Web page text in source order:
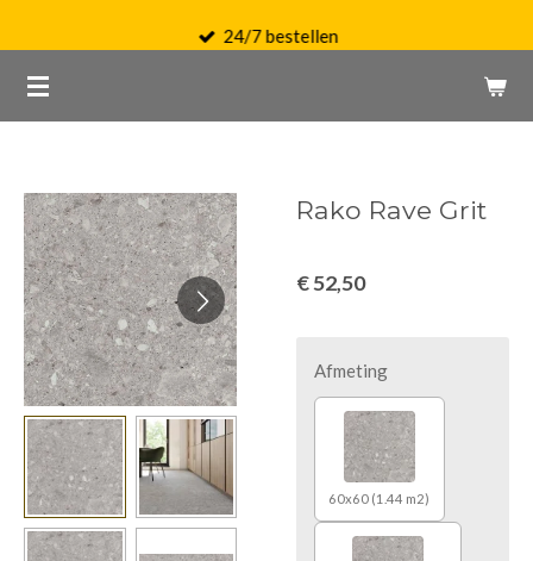
naar
de
24/7 bestellen
Rako Rave Grit
€ 52,50
Afmeting
60x60 (1.44 m2)